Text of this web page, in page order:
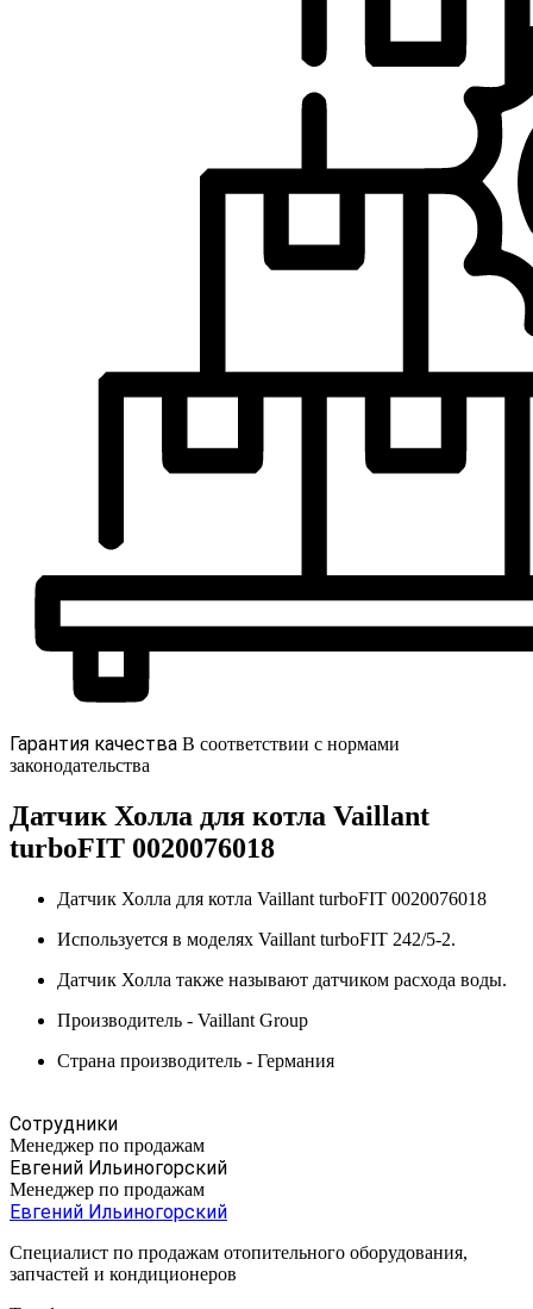
Гарантия качества В соответствии с нормами
законодательства
Датчик Холла для котла Vaillant
turboFIT 0020076018
Датчик Холла для котла Vaillant turboFIT 0020076018
Используется в моделях Vaillant turboFIT 242/5-2.
Датчик Холла также называют датчиком расхода воды.
Производитель - Vaillant Group
Страна производитель - Германия
Сотрудники
Менеджер по продажам
Евгений Ильиногорский
Менеджер по продажам
Евгений Ильиногорский
Специалист по продажам отопительного оборудования,
запчастей и кондиционеров